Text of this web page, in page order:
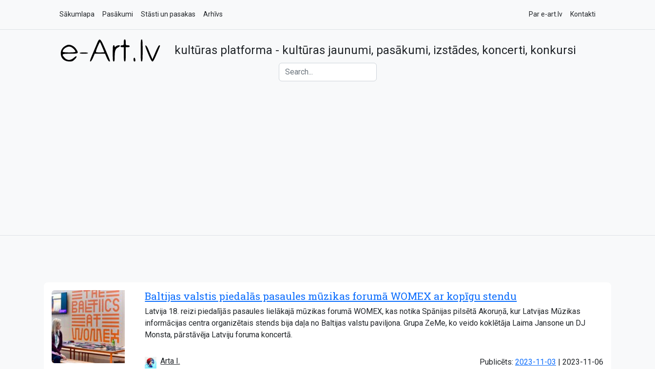
Sākumlapa Pasākumi Stāsti un pasakas Arhīvs Par e-art.lv Kontakti
kultūras platforma - kultūras jaunumi, pasākumi, izstādes, koncerti, konkursi
Baltijas valstis piedalās pasaules mūzikas forumā WOMEX ar kopīgu stendu
Latvija 18. reizi piedalījās pasaules lielākajā mūzikas forumā WOMEX, kas notika Spānijas pilsētā Akoruņā, kur Latvijas Mūzikas
informācijas centra organizētais stends bija daļa no Baltijas valstu paviljona. Grupa ZeMe, ko veido koklētāja Laima Jansone un DJ
Monsta, pārstāvēja Latviju foruma koncertā.
Arta I. Publicēts: 2023-11-03 Atjaunots:
2023-11-06